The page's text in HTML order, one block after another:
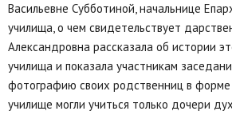
Васильевне Субботиной, начальнице
училища, о чем свидетельствует
Александровна рассказала об истории
училища и показала участникам
фотографию своих родственниц в форме
училище могли учиться только дочери